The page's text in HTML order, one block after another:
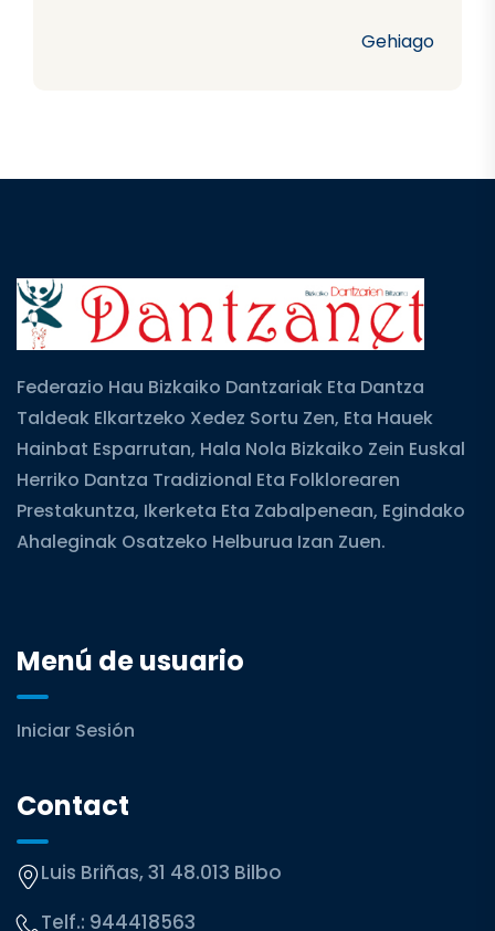
Gehiago
Federazio Hau Bizkaiko Dantzariak Eta Dantza
Taldeak Elkartzeko Xedez Sortu Zen, Eta Hauek
Hainbat Esparrutan, Hala Nola Bizkaiko Zein Euskal
Herriko Dantza Tradizional Eta Folklorearen
Prestakuntza, Ikerketa Eta Zabalpenean, Egindako
Ahaleginak Osatzeko Helburua Izan Zuen.
Menú de usuario
Iniciar Sesión
Contact
Luis Briñas, 31 48.013 Bilbo
Telf.: 944418563